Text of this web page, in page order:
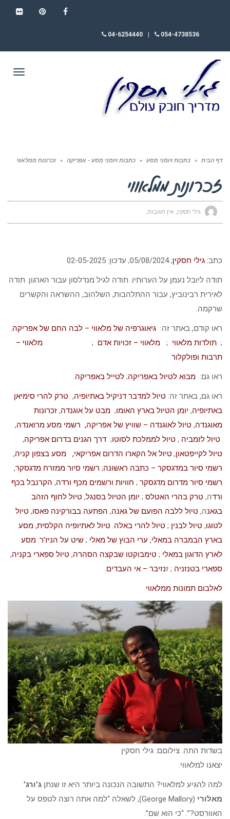
054-4738536
04-6254440
דף הבית » כתבות ויומני מסע » כתבות ויומני מסע - אפריקה » זכרונות ממלאווי
זכרונות ממלאווי
גילי חסקין אין תגובות
כתב: גילי חסקין; ‏05/08/2024; עדכון: 02-05-2025
תודה ליובל נעמן על הערותיו. תודה לגיל מנדלסון עבור הארגון. תודה
לאירית רבינוביץ, עבור ההתלהבות, השלהוב, ההשראה והקשרים
שרקמה.
ראו קודם, באתר זה: גיאוגרפיה של מלאווי – לבה החם של אפריקה.
; תולדות מלאווי ; מלאווי – זכויות אדם ; מלאווי –
תרבות ופולקלור
ראו גם: מבוא לטיול באפריקה; לטייל באפריקה.
ראו גם, באתר זה: טיול למדבר דניקיל באתיופיה, טרק להרי סימיאן
באתיופיה, יומן הטיול בארץ האומו, מבט על אוגנדה, זכרונות
מאוגנדה, טיול לאוגנדה – שוויץ של אפריקה, רשמי מסע מרואנדה,
טיול לזמביה , טיול לממלכת לסוטו; דרך הגנים בדרום אפריקה,
טיול לקייפטאון, טיול אל הקארו הדרום אפריקאי, מסע בצפון קניה,
רשמי סיור במדגסקר – כתבה ראשונה; רשמי סיור ממזרח מדגסקר,
רשמי סיור מדרום מדגסקר ; חוויות ורשמים מכף ורדה, הקרנבל בכף
ורדה, טרק בהרי האטלס ; יומן הטיול בסנגל, טיול לחוף הזהב
בגאנה, טיול ללבה הפועם של גאנה, הפתעה בבורקינה פאסו, טיול
לטוגו, טיול לבנין ; טיול להרי באלה. טיול לאתיופיה הקלסית, מסע
בארץ הבמברה במאלי, ערי הבוץ של מאלי ; שיט על הניז’ר. מסע
לארץ הדוגון במאלי ; טימבוקטו שבקצה הסהרה, טיול ספארי בקניה,
ספארי בטנזניה ; זנזיבר – אי העבדים.
לאלבום תמונות ממלאווי
בשדות התה. צילוםם: גילי חסקין
יצאנו למלאווי.
למה להגיע למלאווי? התשובה הנכונה ביותר היא זו שנתן ג’ורג’
מאלורי
(George Mallory), לשאלה “למה אתה רוצה לטפס על
האוורסט?”: “כי הוא שם”.